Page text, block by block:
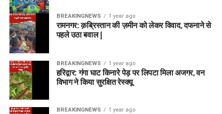
BREAKINGNEWS 1 year ago
रामनगर: क़ब्रिस्तान की ज़मीन को लेकर विवाद, दफनाने से
पहले उठा बवाल |
BREAKINGNEWS 1 year ago
हरिद्वार: गंगा घाट किनारे पेड़ पर लिपटा मिला अजगर, वन
विभाग ने किया सुरक्षित रेस्क्यू
BREAKINGNEWS 1 year ago